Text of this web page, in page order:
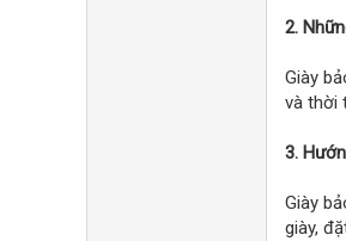
2.
Giày
và thời
3.
Giày
giày,